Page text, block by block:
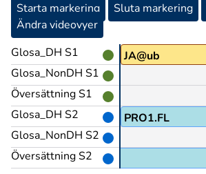
Starta markering Sluta markering
Ändra videovyer
Glosa_DH S1
Glosa_NonDH S1
Översättning S1
Glosa_DH S2
Glosa_NonDH S2
Översättning S2
JA@ub
PRO1.FL